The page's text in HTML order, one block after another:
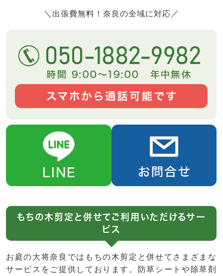
＼出張費無料！奈良の全域に対応／
もちの木剪定と併せてご利用いただけるサー
ビス
お庭の大将奈良ではもちの木剪定と併せてさまざまな
サービスをご提供しております。防草シートや除草剤